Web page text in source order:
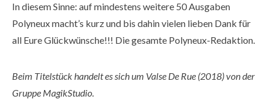
In diesem Sinne: auf mindestens weitere 50 Ausgaben
Polyneux macht’s kurz und bis dahin vielen lieben Dank für
all Eure Glückwünsche!!! Die gesamte Polyneux-Redaktion.
Beim Titelstück handelt es sich um Valse De Rue (2018) von der
Gruppe MagikStudio.